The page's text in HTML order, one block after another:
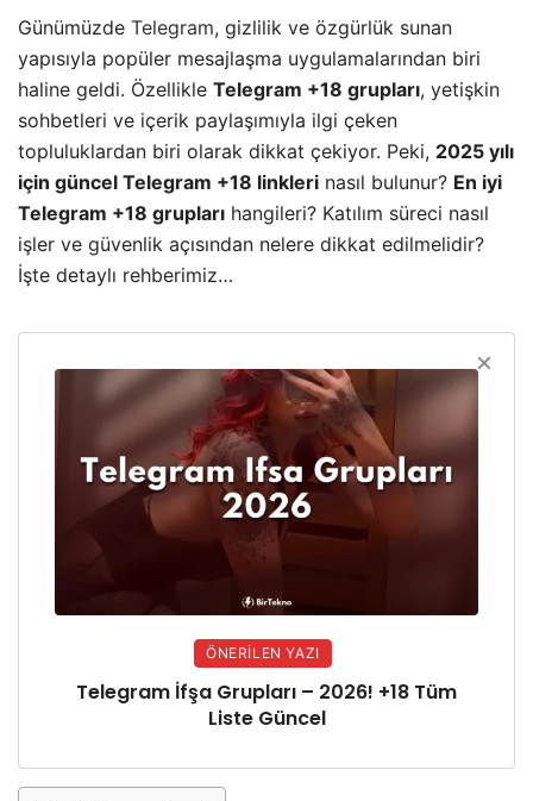
Günümüzde Telegram, gizlilik ve özgürlük sunan
yapısıyla popüler mesajlaşma uygulamalarından biri
haline geldi. Özellikle Telegram +18 grupları, yetişkin
sohbetleri ve içerik paylaşımıyla ilgi çeken
topluluklardan biri olarak dikkat çekiyor. Peki, 2025 yılı
için güncel Telegram +18 linkleri nasıl bulunur? En iyi
Telegram +18 grupları hangileri? Katılım süreci nasıl
işler ve güvenlik açısından nelere dikkat edilmelidir?
İşte detaylı rehberimiz…
ÖNERILEN YAZI
Telegram İfşa Grupları – 2026! +18 Tüm
Liste Güncel